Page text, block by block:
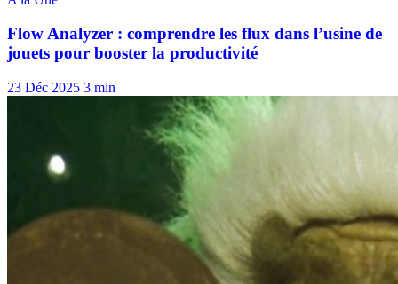
23 Déc 2025 3 min